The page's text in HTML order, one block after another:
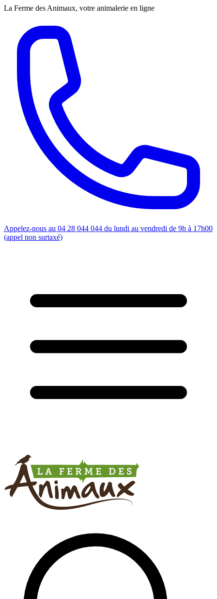
La Ferme des Animaux, votre animalerie en ligne
Appelez-nous au 04 28 044 044 du lundi au vendredi de 9h à 17h00
(appel non surtaxé)